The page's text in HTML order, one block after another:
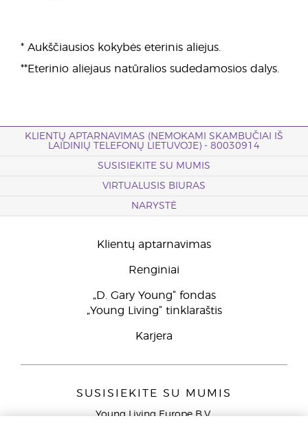
* Aukščiausios kokybės eterinis aliejus.
**Eterinio aliejaus natūralios sudedamosios dalys.
KLIENTŲ APTARNAVIMAS (NEMOKAMI SKAMBUČIAI IŠ
LAIDINIŲ TELEFONŲ LIETUVOJE) - 80030914
SUSISIEKITE SU MUMIS
VIRTUALUSIS BIURAS
NARYSTĖ
Klientų aptarnavimas
Renginiai
„D. Gary Young“ fondas
„Young Living“ tinklaraštis
Karjera
SUSISIEKITE SU MUMIS
Young Living Europe B.V.